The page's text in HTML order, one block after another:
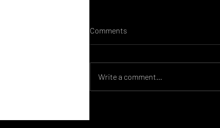
Comments
Write a comment...